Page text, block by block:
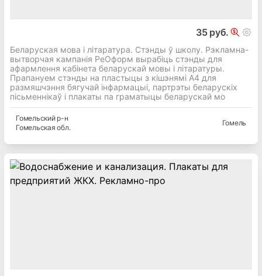
35 руб.
Беларуская мова і літаратура. Стэнды ў школу. Рэкламна-
вытворчая кампанія РеОформ вырабіць стэнды для
афармлення кабінета беларускай мовы і літаратуры.
Прапануем стэнды на пластыцы з кішэнямі А4 для
размяшчэння бягучай інфармацыі, партрэты беларускіх
пісьменнікаў і плакаты па граматыцы беларускай мо
Гомельскийр-н
Гомельская обл.
Гомель